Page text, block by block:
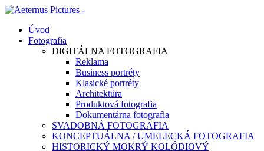
Úvod
Fotografia
DIGITÁLNA FOTOGRAFIA
Reklama
Business portréty
Klasické portréty
Architektúra
Produktová fotografia
Dokumentárna fotografia
SVADOBNÁ FOTOGRAFIA
KONCEPTUÁLNA / UMELECKÁ FOTOGRAFIA
HISTORICKÝ MOKRÝ KOLÓDIOVÝ